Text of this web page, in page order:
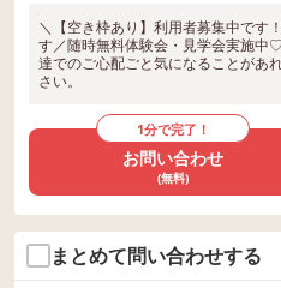
＼【空き枠あり】利用者募集中です
す／随時無料体験会・見学会実施
達でのご心配ごと気になることがあ
さい。
1分で完了！
お問い合わせ
(無料)
まとめて問い合わせする